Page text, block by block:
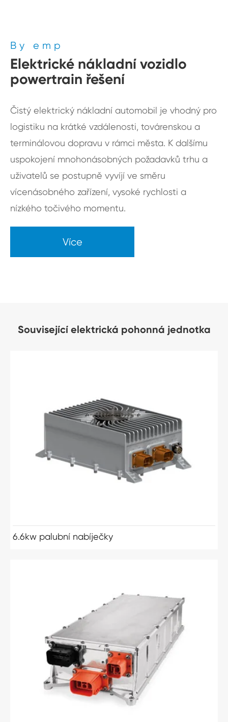
By emp
Elektrické nákladní vozidlo
powertrain řešení
Čistý elektrický nákladní automobil je vhodný pro
logistiku na krátké vzdálenosti, továrenskou a
terminálovou dopravu v rámci města. K dalšímu
uspokojení mnohonásobných požadavků trhu a
uživatelů se postupně vyvíjí ve směru
vícenásobného zařízení, vysoké rychlosti a
nízkého točivého momentu.
Více
Související elektrická pohonná jednotka
6.6kw palubní nabíječky